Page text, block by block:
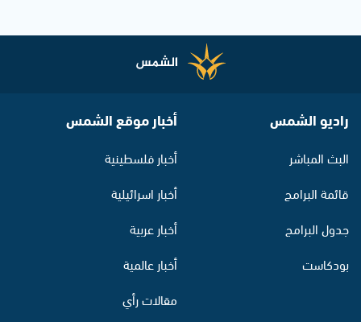
راديو الشمس
البث المباشر
قائمة البرامج
جدول البرامج
بودكاست
أخبار موقع الشمس
أخبار فلسطينية
أخبار اسرائيلية
أخبار عربية
أخبار عالمية
مقالات رأي